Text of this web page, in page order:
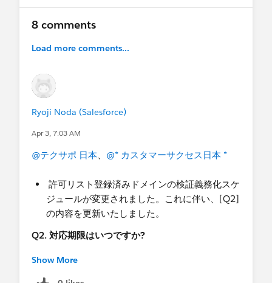
けますと幸いです。
ーーーーーーーー
Q1. 今回の変更内容は何ですか?
権の厳格な検証
メインからのメールは配信されなくなります。
A2 : 以下の期限までに許可リストに登録されたドメ
インの検証が必須となります。
1 月 7 日 ～ 2026 年 2 月 25 日にメール送信実
績のある、これまでメール送信に利用していた
メールドメイン）
- Sandbox: 2026 年 4 月 14 日 - 4 月 24 日の間ま
- 本番組織を含むその他のすべての組織: 2026 年
5 月 4 日 - 5 月 22 日の間まで
8 comments
Load more comments...
Ryoji Noda (Salesforce)
Apr 3, 7:03 AM
@テクサポ 日本、 @* カスタマーサクセス日本 *
許可リスト登録済みドメインの検証義務化スケ
ジュールが変更されました。これに伴い、[Q2]
の内容を更新いたしました。
Q2. 対応期限はいつですか?
タイムラインは、以下のナレッジをご参照くださ
い。(
現在は以下のナレッジは日本語に翻訳中です
Show More